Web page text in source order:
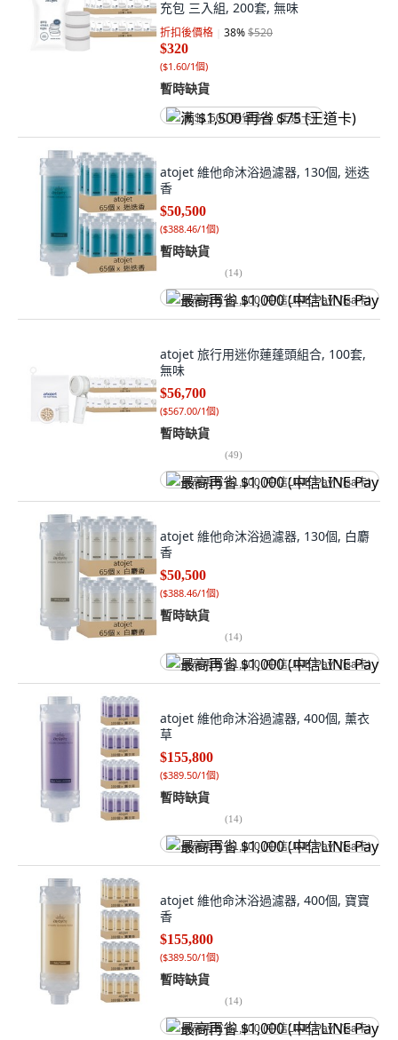
充包 三入組, 200套, 無味
折扣後價格 38%$520
$320
($1.60/1個)
暫時缺貨
满 $1,500 再省 $75 (王道卡)
atojet 維他命沐浴過濾器, 130個, 迷迭
香
$50,500
($388.46/1個)
暫時缺貨
(14)
最高再省 $1,000 (中信LINE Pay Visa卡)
atojet 旅行用迷你蓮蓬頭組合, 100套,
無味
$56,700
($567.00/1個)
暫時缺貨
(49)
最高再省 $1,000 (中信LINE Pay Visa卡)
atojet 維他命沐浴過濾器, 130個, 白麝
香
$50,500
($388.46/1個)
暫時缺貨
(14)
最高再省 $1,000 (中信LINE Pay Visa卡)
atojet 維他命沐浴過濾器, 400個, 薰衣
草
$155,800
($389.50/1個)
暫時缺貨
(14)
最高再省 $1,000 (中信LINE Pay Visa卡)
atojet 維他命沐浴過濾器, 400個, 寶寶
香
$155,800
($389.50/1個)
暫時缺貨
(14)
最高再省 $1,000 (中信LINE Pay Visa卡)